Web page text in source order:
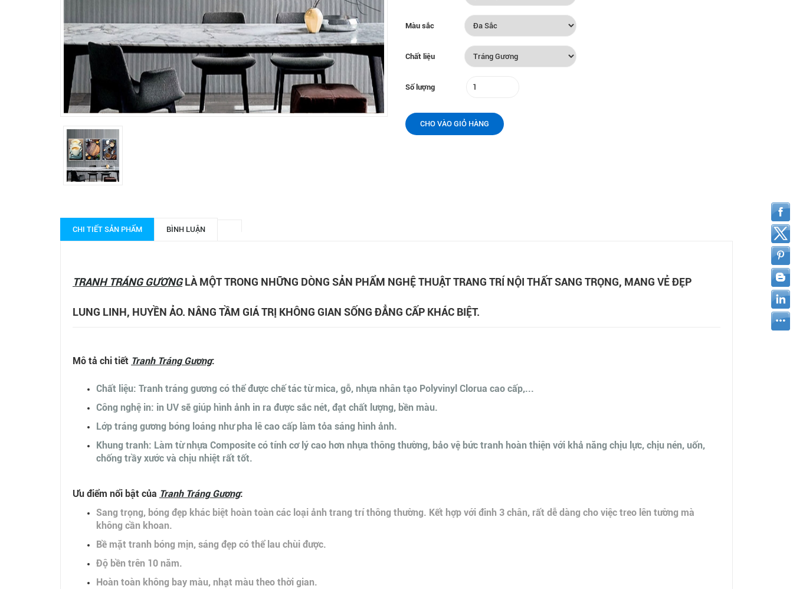
Màu sắc
Chất liệu
Số lượng
CHO VÀO GIỎ HÀNG
CHI TIẾT SẢN PHẨM BÌNH LUẬN
TRANH TRÁNG GƯƠNGLÀ MỘT TRONG NHỮNG DÒNG SẢN PHẨM NGHỆ THUẬT TRANG TRÍ NỘI THẤT SANG TRỌNG, MANG VẺ ĐẸP
LUNG LINH, HUYỀN ẢO. NÂNG TẦM GIÁ TRỊ KHÔNG GIAN SỐNG ĐẲNG CẤP KHÁC BIỆT.
Mô tả chi tiết Tranh Tráng Gương:
Chất liệu: Tranh tráng gương có thể được chế tác từ mica, gỗ, nhựa nhân tạo Polyvinyl Clorua cao cấp,...
Công nghệ in: in UV sẽ giúp hình ảnh in ra được sắc nét, đạt chất lượng, bền màu.
Lớp tráng gương bóng loáng như pha lê cao cấp làm tỏa sáng hình ảnh.
Khung tranh: Làm từ nhựa Composite có tính cơ lý cao hơn nhựa thông thường, bảo vệ bức tranh hoàn thiện với khả năng chịu lực, chịu nén, uốn,
chống trầy xước và chịu nhiệt rất tốt.
Ưu điểm nổi bật của Tranh Tráng Gương:
Sang trọng, bóng đẹp khác biệt hoàn toàn các loại ảnh trang trí thông thường. Kết hợp với đinh 3 chân, rất dễ dàng cho việc treo lên tường mà
không cần khoan.
Bề mặt tranh bóng mịn, sáng đẹp có thể lau chùi được.
Độ bền trên 10 năm.
Hoàn toàn không bay màu, nhạt màu theo thời gian.